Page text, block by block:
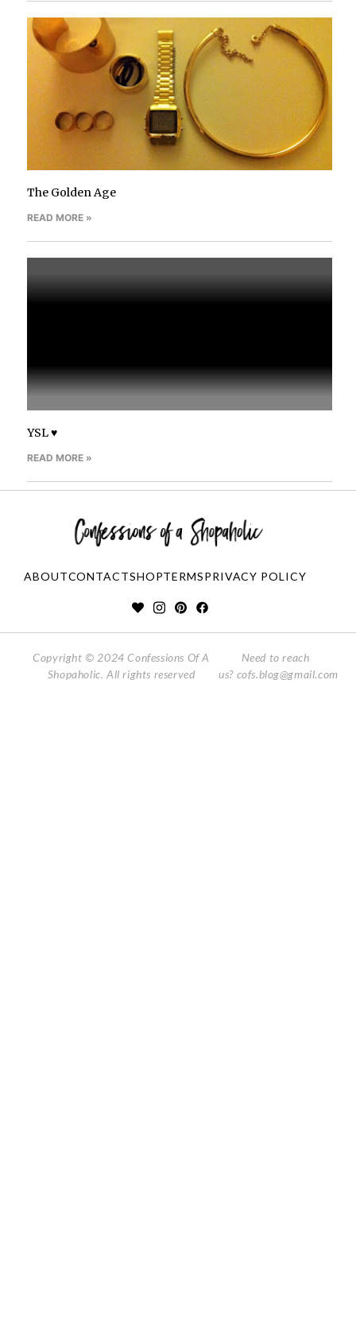
The Golden Age
READ MORE »
YSL ♥
READ MORE »
ABOUTCONTACTSHOPTERMSPRIVACY POLICY
Copyright © 2024 Confessions Of A
Shopaholic. All rights reserved
Need to reach
us? cofs.blog@gmail.com